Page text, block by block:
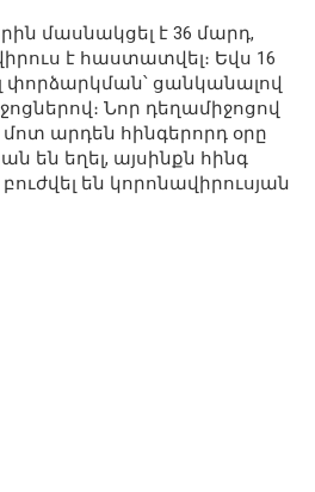
մասնակցել է 36 մարդ,
է հաստատվել։ Եվս 16
փորձարկման՝ ցանկանալով
Նոր դեղամիջոցով
մոտ արդեն հինգերորդ օրը
են եղել, այսինքն հինգ
են կորոնավիրուսյան